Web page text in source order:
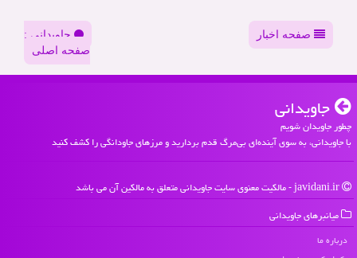
صفحه اخبار
جاویدانی :
صفحه اصلی
جاویدانی
چطور جاویدان شویم
با جاویدانی، به سوی آینده‌ای بی‌مرگ قدم بردارید و مرزهای جاودانگی را کشف کنید
میانبرهای جاویدانی
درباره ما